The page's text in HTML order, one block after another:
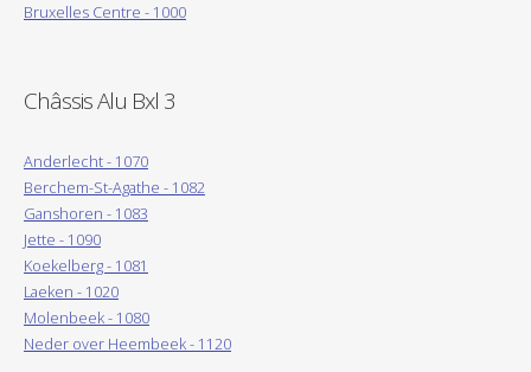
Bruxelles Centre - 1000
Châssis Alu Bxl 3
Anderlecht - 1070
Berchem-St-Agathe - 1082
Ganshoren - 1083
Jette - 1090
Koekelberg - 1081
Laeken - 1020
Molenbeek - 1080
Neder over Heembeek - 1120